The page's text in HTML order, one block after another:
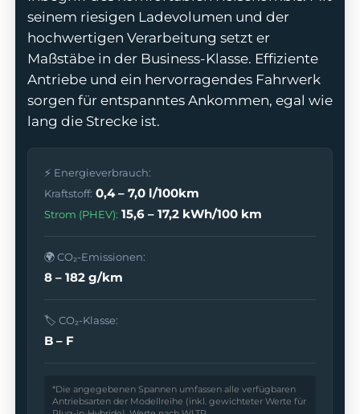
seinem riesigen Ladevolumen und der
hochwertigen Verarbeitung setzt er
Maßstäbe in der Business-Klasse. Effiziente
Antriebe und ein hervorragendes Fahrwerk
sorgen für entspanntes Ankommen, egal wie
lang die Strecke ist.
⚡ Energieverbrauch:
Kraftstoff: 0,4 – 7,0 l/100km
Strom (PHEV): 15,6 – 17,2 kWh/100 km
🌍 CO₂-Emissionen:
8 – 182 g/km
🏷️ CO₂-Klasse:
B – F
*Die angegebenen Spannen umfassen alle verfügbaren
Antriebsarten der Modellreihe (inkl. gewichteter Werte für